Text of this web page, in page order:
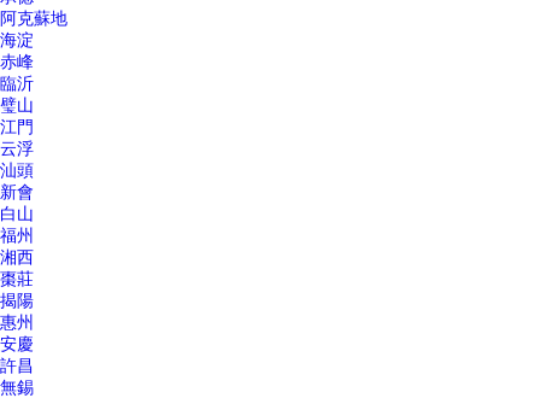
阿克蘇地
海淀
赤峰
臨沂
璧山
江門
云浮
汕頭
新會
白山
福州
湘西
棗莊
揭陽
惠州
安慶
許昌
無錫